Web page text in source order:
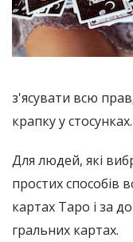
з'ясувати всю
крапку у стосунках.
Для людей, які
простих способів
картах Таро і за
гральних картах.